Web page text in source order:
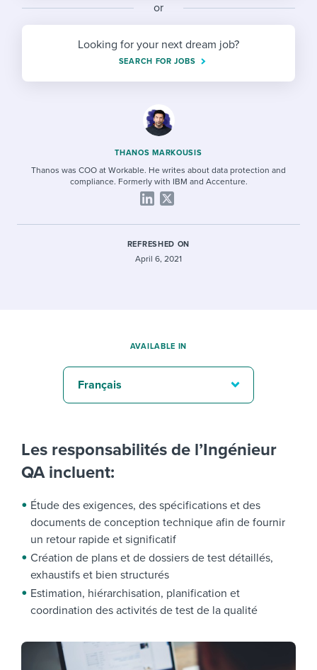
Establishing an employer brand
Digitizing work processes
Candidate/employee experiences
HR terms
Workable Academy
or
Looking for your next dream job?
SEARCH FOR JOBS
THANOS MARKOUSIS
Thanos was COO at Workable. He writes about data protection and
compliance. Formerly with IBM and Accenture.
REFRESHED ON
April 6, 2021
Les responsabilités de l’Ingénieur
QA incluent:
Étude des exigences, des spécifications et des
documents de conception technique afin de fournir
un retour rapide et significatif
Création de plans et de dossiers de test détaillés,
exhaustifs et bien structurés
Estimation, hiérarchisation, planification et
coordination des activités de test de la qualité
AVAILABLE IN
Français